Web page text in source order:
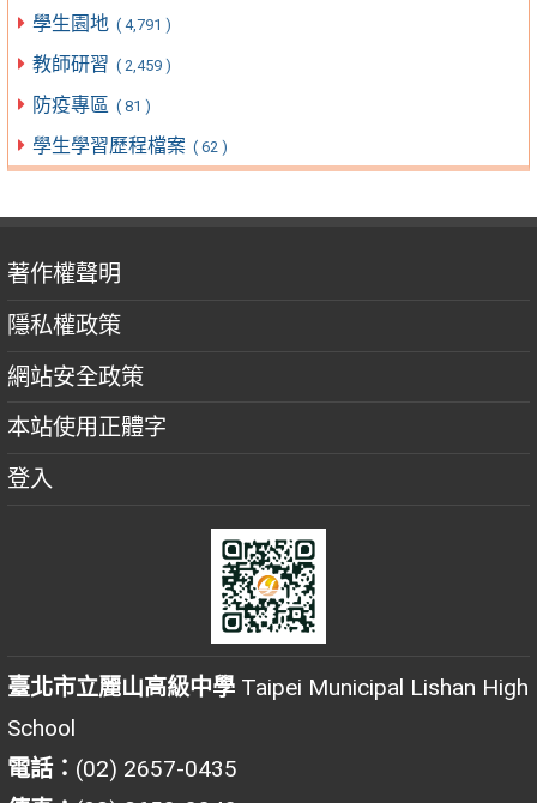
學生園地 ( 4,791 )
教師研習 ( 2,459 )
防疫專區 ( 81 )
學生學習歷程檔案 ( 62 )
著作權聲明
隱私權政策
網站安全政策
本站使用正體字
登入
臺北市立麗山高級中學 Taipei Municipal Lishan High
School
電話： (02) 2657-0435